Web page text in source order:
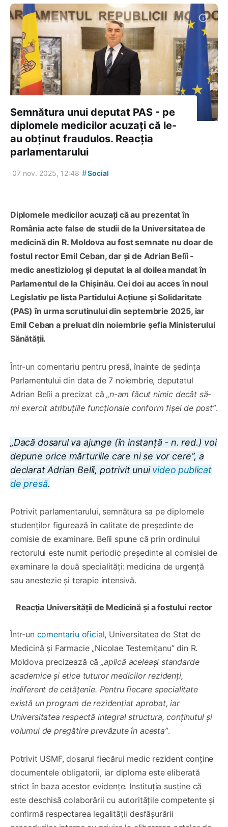
Semnătura unui deputat PAS - pe
diplomele medicilor acuzați că le-
au obținut fraudulos. Reacția
parlamentarului
07 nov. 2025, 12:48 #Social
Diplomele medicilor acuzați că au prezentat în
România acte false de studii de la Universitatea de
medicină din R. Moldova au fost semnate nu doar de
fostul rector Emil Ceban, dar și de Adrian Belîi -
medic anestiziolog și deputat la al doilea mandat în
Parlamentul de la Chișinău. Cei doi au acces în noul
Legislativ pe lista Partidului Acțiune și Solidaritate
(PAS) în urma scrutinului din septembrie 2025, iar
Emil Ceban a preluat din noiembrie șefia Ministerului
Sănătății.
Într-un comentariu pentru presă, înainte de ședința
Parlamentului din data de 7 noiembrie, deputatul
Adrian Belîi a precizat că„n-am făcut nimic decât să-
mi exercit atribuțiile funcționale conform fișei de post”.
„Dacă dosarul va ajunge (în instanță - n. red.) voi
depune orice mărturiile care ni se vor cere”, a
declarat Adrian Belîi, potrivit unuivideo publicat
de presă.
Potrivit parlamentarului, semnătura sa pe diplomele
studenților figurează în calitate de președinte de
comisie de examinare. Belîi spune că prin ordinului
rectorului este numit periodic președinte al comisiei de
examinare la două specialități: medicina de urgență
sau anestezie și terapie intensivă.
Reacția Universității de Medicină și a fostului rector
Într-un comentariu oficial, Universitatea de Stat de
Medicină și Farmacie „Nicolae Testemițanu” din R.
Moldova precizează că„aplică aceleași standarde
academice și etice tuturor medicilor rezidenți,
indiferent de cetățenie. Pentru fiecare specialitate
există un program de rezidențiat aprobat, iar
Universitatea respectă integral structura, conținutul și
volumul de pregătire prevăzute în acesta”.
Potrivit USMF, dosarul fiecărui medic rezident conține
documentele obligatorii, iar diploma este eliberată
strict în baza acestor evidențe. Instituția susține că
este deschisă colaborării cu autoritățile competente și
confirmă respectarea legalității desfășurării